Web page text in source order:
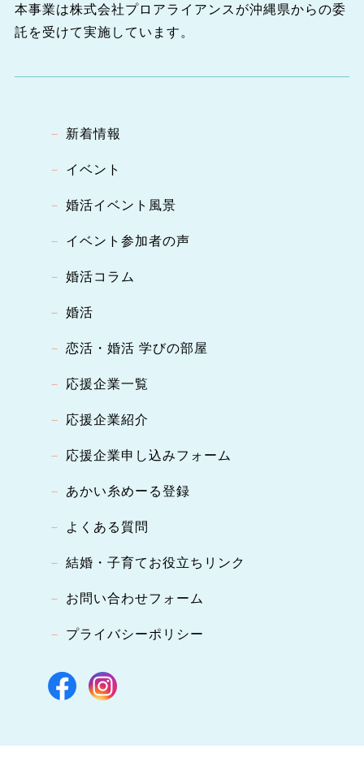
本事業は株式会社プロアライアンスが沖縄県からの委
託を受けて実施しています。
新着情報
イベント
婚活イベント風景
イベント参加者の声
婚活コラム
婚活
恋活・婚活 学びの部屋
応援企業一覧
応援企業紹介
応援企業申し込みフォーム
あかい糸めーる登録
よくある質問
結婚・子育てお役立ちリンク
お問い合わせフォーム
プライバシーポリシー